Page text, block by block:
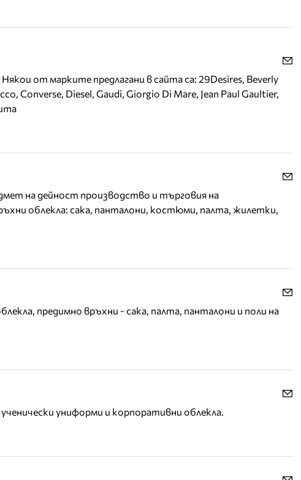
от марките предлагани в сайта са: 29Desires, Beverly
Converse, Diesel, Gaudi, Giorgio Di Mare, Jean Paul Gaultier,
на дейност производство и търговия на
облекла: сака, панталони, костюми, палта, жилетки,
предимно връхни - сака, палта, панталони и поли на
униформи и корпоративни облекла.